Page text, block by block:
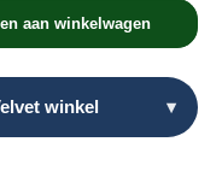
aan winkelwagen
winkel ▾